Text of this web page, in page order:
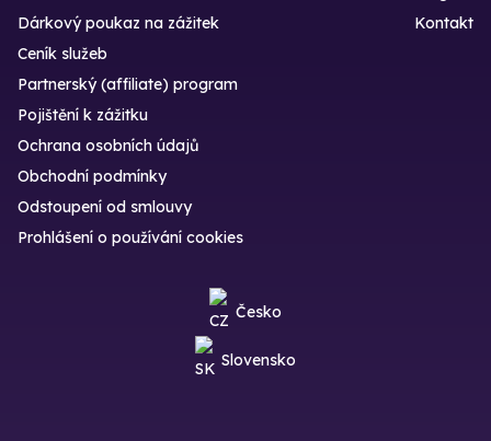
Dárkový poukaz na zážitek
Kontakt
Ceník služeb
Partnerský (affiliate) program
Pojištění k zážitku
Ochrana osobních údajů
Obchodní podmínky
Odstoupení od smlouvy
Prohlášení o používání cookies
Česko
Slovensko